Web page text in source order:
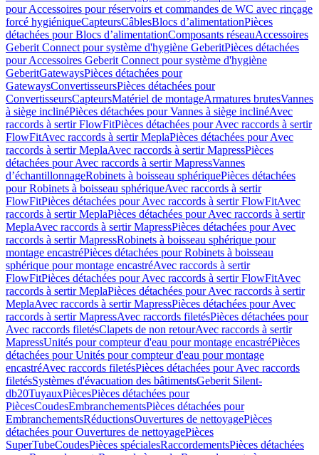
pour Accessoires pour réservoirs et commandes de WC avec rinçage
forcé hygiéniqueCapteursCâblesBlocs d’alimentationPièces
détachées pour Blocs d’alimentationComposants réseauAccessoires
Geberit Connect pour système d'hygiène GeberitPièces détachées
pour Accessoires Geberit Connect pour système d'hygiène
GeberitGatewaysPièces détachées pour
GatewaysConvertisseursPièces détachées pour
ConvertisseursCapteursMatériel de montageArmatures brutesVannes
à siège inclinéPièces détachées pour Vannes à siège inclinéAvec
raccords à sertir FlowFitPièces détachées pour Avec raccords à sertir
FlowFitAvec raccords à sertir MeplaPièces détachées pour Avec
raccords à sertir MeplaAvec raccords à sertir MapressPièces
détachées pour Avec raccords à sertir MapressVannes
d’échantillonnageRobinets à boisseau sphériquePièces détachées
pour Robinets à boisseau sphériqueAvec raccords à sertir
FlowFitPièces détachées pour Avec raccords à sertir FlowFitAvec
raccords à sertir MeplaPièces détachées pour Avec raccords à sertir
MeplaAvec raccords à sertir MapressPièces détachées pour Avec
raccords à sertir MapressRobinets à boisseau sphérique pour
montage encastréPièces détachées pour Robinets à boisseau
sphérique pour montage encastréAvec raccords à sertir
FlowFitPièces détachées pour Avec raccords à sertir FlowFitAvec
raccords à sertir MeplaPièces détachées pour Avec raccords à sertir
MeplaAvec raccords à sertir MapressPièces détachées pour Avec
raccords à sertir MapressAvec raccords filetésPièces détachées pour
Avec raccords filetésClapets de non retourAvec raccords à sertir
MapressUnités pour compteur d'eau pour montage encastréPièces
détachées pour Unités pour compteur d'eau pour montage
encastréAvec raccords filetésPièces détachées pour Avec raccords
filetésSystèmes d'évacuation des bâtimentsGeberit Silent-
db20TuyauxPiècesPièces détachées pour
PiècesCoudesEmbranchementsPièces détachées pour
EmbranchementsRéductionsOuvertures de nettoyagePièces
détachées pour Ouvertures de nettoyagePièces
SuperTubeCoudesPièces spécialesRaccordementsPièces détachées